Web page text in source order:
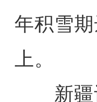
年积雪
上。
新疆许